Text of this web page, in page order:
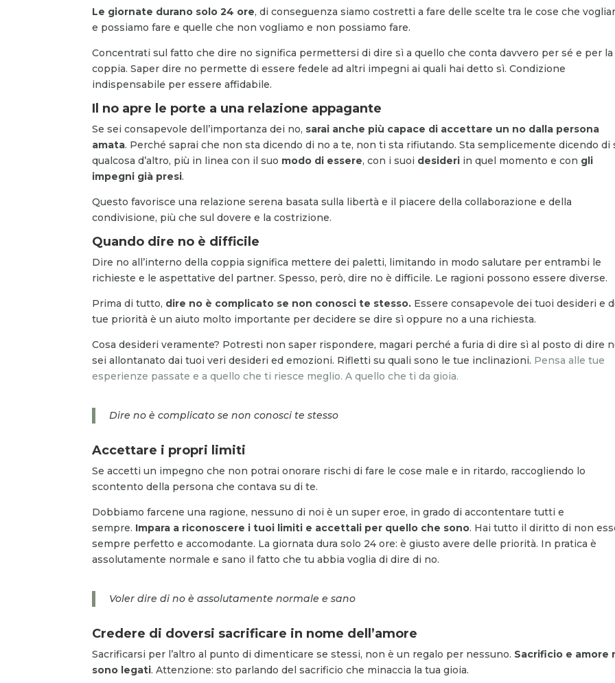
Le giornate durano solo 24 ore, di conseguenza siamo costretti a fare delle scelte tra le cose che
e possiamo fare e quelle che non vogliamo e non possiamo fare.
Concentrati sul fatto che dire no significa permettersi di dire sì a quello che conta davvero per sé e per la
coppia. Saper dire no permette di essere fedele ad altri impegni ai quali hai detto sì. Condizione
indispensabile per essere affidabile.
Il no apre le porte a una relazione appagante
Se sei consapevole dell’importanza dei no, sarai anche più capace di accettare un no dalla persona
amata. Perché saprai che non sta dicendo di no a te, non ti sta rifiutando. Sta semplicemente dicendo di
qualcosa d’altro, più in linea con il suo modo di essere, con i suoi desideri in quel momento e con gli
impegni già presi.
Questo favorisce una relazione serena basata sulla libertà e il piacere della collaborazione e della
condivisione, più che sul dovere e la costrizione.
Quando dire no è difficile
Dire no all’interno della coppia significa mettere dei paletti, limitando in modo salutare per entrambi le
richieste e le aspettative del partner. Spesso, però, dire no è difficile. Le ragioni possono essere diverse.
Prima di tutto, dire no è complicato se non conosci te stesso. Essere consapevole dei tuoi desideri e
tue priorità è un aiuto molto importante per decidere se dire sì oppure no a una richiesta.
Cosa desideri veramente? Potresti non saper rispondere, magari perché a furia di dire sì al posto di dire
sei allontanato dai tuoi veri desideri ed emozioni. Rifletti su quali sono le tue inclinazioni. Pensa alle tue
esperienze passate e a quello che ti riesce meglio. A quello che ti da gioia.
Dire no è complicato se non conosci te stesso
Accettare i propri limiti
Se accetti un impegno che non potrai onorare rischi di fare le cose male e in ritardo, raccogliendo lo
scontento della persona che contava su di te.
Dobbiamo farcene una ragione, nessuno di noi è un super eroe, in grado di accontentare tutti e
sempre. Impara a riconoscere i tuoi limiti e accettali per quello che sono. Hai tutto il diritto di non
sempre perfetto e accomodante. La giornata dura solo 24 ore: è giusto avere delle priorità. In pratica è
assolutamente normale e sano il fatto che tu abbia voglia di dire di no.
Voler dire di no è assolutamente normale e sano
Credere di doversi sacrificare in nome dell’amore
Sacrificarsi per l’altro al punto di dimenticare se stessi, non è un regalo per nessuno. Sacrificio e amore
sono legati. Attenzione: sto parlando del sacrificio che minaccia la tua gioia.